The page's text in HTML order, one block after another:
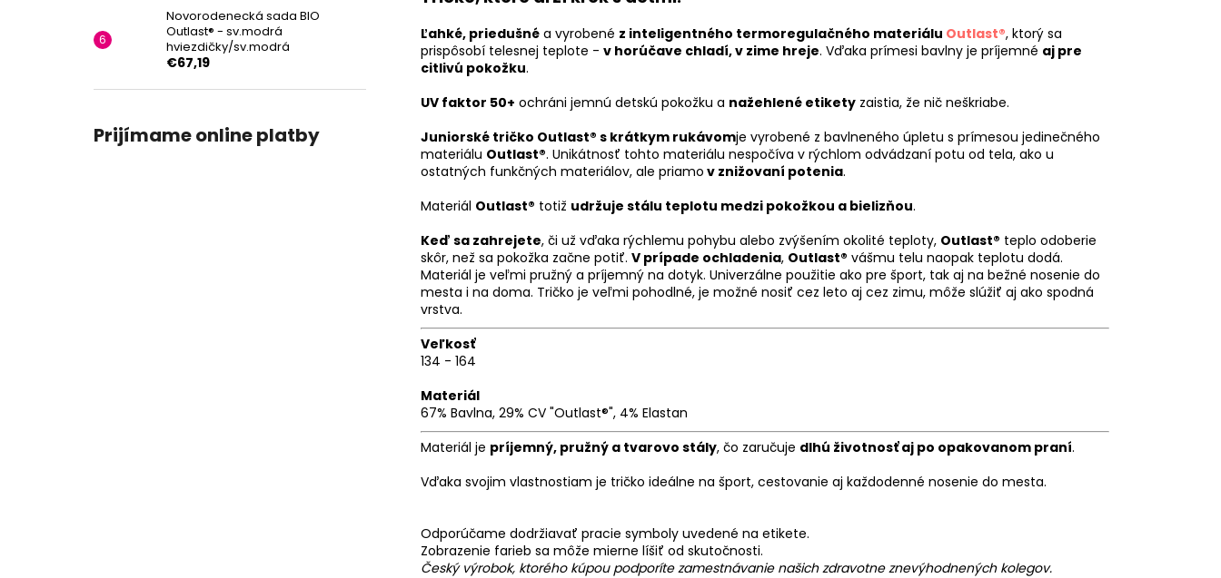
Novorodenecká sada BIO
Outlast® - sv.modrá
hviezdičky/sv.modrá
€67,19
Prijímame online platby
Ľahké, priedušné a vyrobené z inteligentného termoregulačného materiálu Outlast®, ktorý sa
prispôsobí telesnej teplote - v horúčave chladí, v zime hreje. Vďaka prímesi bavlny je príjemné aj pre
citlivú pokožku.
UV faktor 50+ ochráni jemnú detskú pokožku a nažehlené etikety zaistia, že nič neškriabe.
Juniorské tričko Outlast® s krátkym rukávomje vyrobené z bavlneného úpletu s prímesou jedinečného
materiálu Outlast®. Unikátnosť tohto materiálu nespočíva v rýchlom odvádzaní potu od tela, ako u
ostatných funkčných materiálov, ale priamo v znižovaní potenia.
Materiál Outlast® totiž udržuje stálu teplotu medzi pokožkou a bielizňou.
Keď sa zahrejete, či už vďaka rýchlemu pohybu alebo zvýšením okolité teploty, Outlast® teplo odoberie
skôr, než sa pokožka začne potiť. V prípade ochladenia, Outlast® vášmu telu naopak teplotu dodá.
Materiál je veľmi pružný a príjemný na dotyk. Univerzálne použitie ako pre šport, tak aj na bežné nosenie do
mesta i na doma. Tričko je veľmi pohodlné, je možné nosiť cez leto aj cez zimu, môže slúžiť aj ako spodná
vrstva.
Veľkosť
134 - 164
Materiál
67% Bavlna, 29% CV "Outlast®", 4% Elastan
Materiál je príjemný, pružný a tvarovo stály, čo zaručuje dlhú životnosť aj po opakovanom praní.
Vďaka svojim vlastnostiam je tričko ideálne na šport, cestovanie aj každodenné nosenie do mesta.
Odporúčame dodržiavať pracie symboly uvedené na etikete.
Zobrazenie farieb sa môže mierne líšiť od skutočnosti.
Český výrobok, ktorého kúpou podporíte zamestnávanie našich zdravotne znevýhodnených kolegov.